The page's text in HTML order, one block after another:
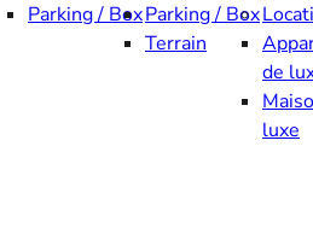
Parking / BoxParking / Box
Terrain
de
luxe